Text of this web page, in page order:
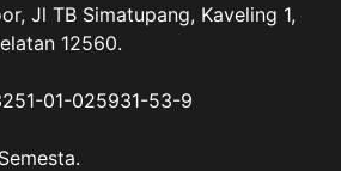
Jl TB Simatupang, Kaveling 1,
12560.
01-025931-53-9